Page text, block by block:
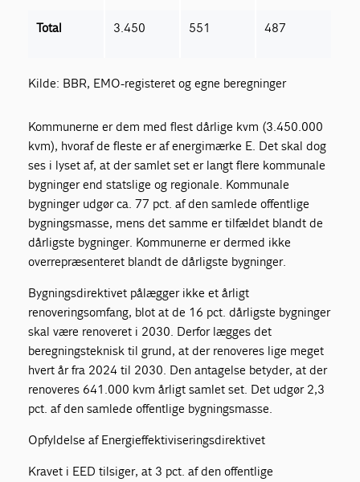
Total 3.450 551 487
Kilde: BBR, EMO-registeret og egne beregninger
Kommunerne er dem med flest dårlige kvm (3.450.000
kvm), hvoraf de fleste er af energimærke E. Det skal dog
ses i lyset af, at der samlet set er langt flere kommunale
bygninger end statslige og regionale. Kommunale
bygninger udgør ca. 77 pct. af den samlede offentlige
bygningsmasse, mens det samme er tilfældet blandt de
dårligste bygninger. Kommunerne er dermed ikke
overrepræsenteret blandt de dårligste bygninger.
Bygningsdirektivet pålægger ikke et årligt
renoveringsomfang, blot at de 16 pct. dårligste bygninger
skal være renoveret i 2030. Derfor lægges det
beregningsteknisk til grund, at der renoveres lige meget
hvert år fra 2024 til 2030. Den antagelse betyder, at der
renoveres 641.000 kvm årligt samlet set. Det udgør 2,3
pct. af den samlede offentlige bygningsmasse.
Opfyldelse af Energieffektiviseringsdirektivet
Kravet i EED tilsiger, at 3 pct. af den offentlige